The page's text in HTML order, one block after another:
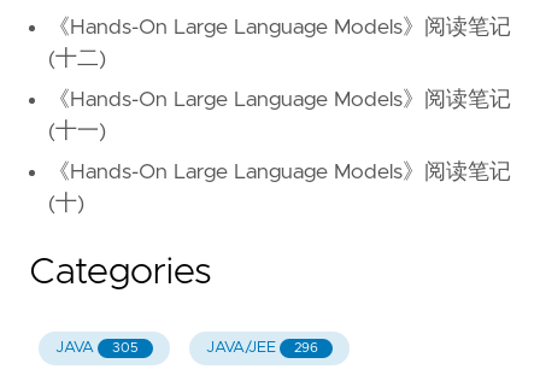
《Hands-On Large Language Models》阅读笔记
(十二)
《Hands-On Large Language Models》阅读笔记
(十一)
《Hands-On Large Language Models》阅读笔记
(十)
Categories
JAVA 305 JAVA/JEE 296